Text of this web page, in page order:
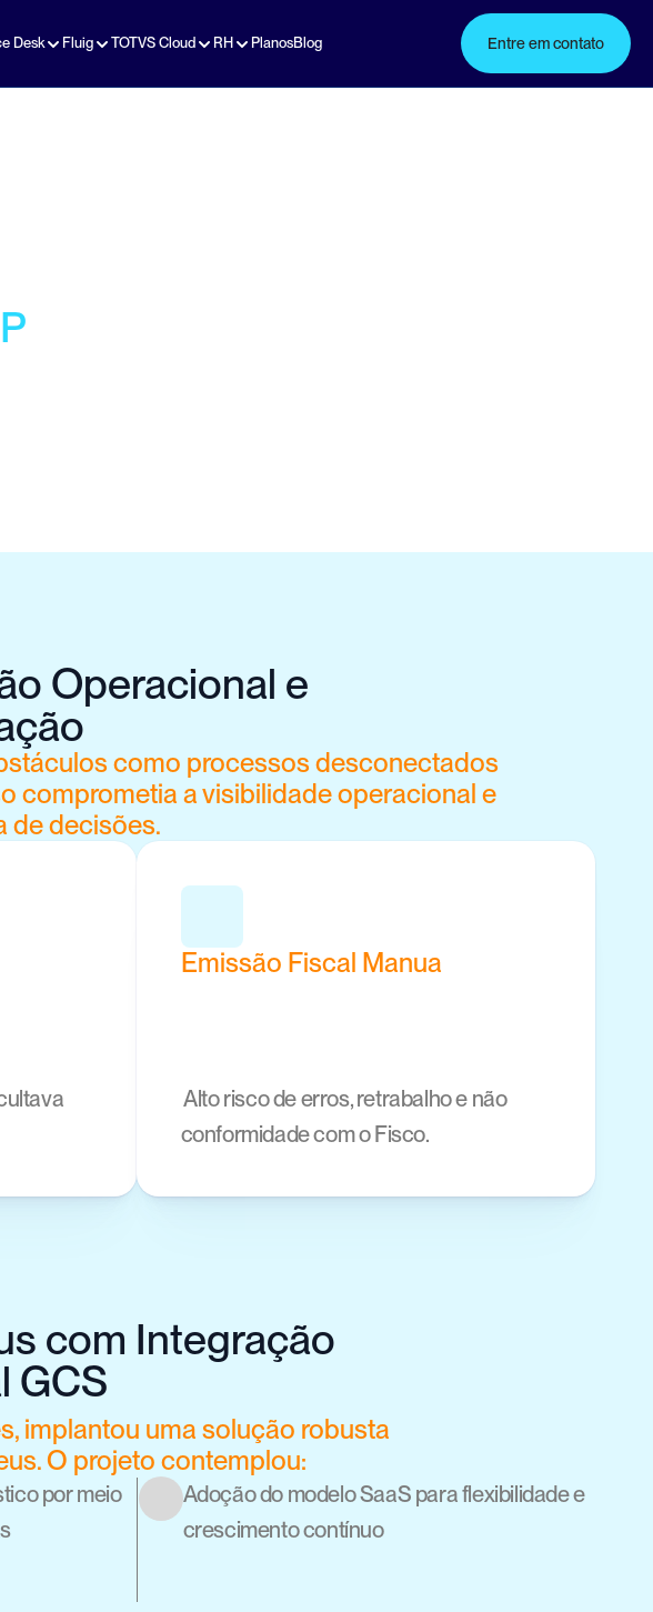
Desk Fluig TOTVS Cloud RH PlanosBlog Entre em contato
Operacional e
como processos desconectados
comprometia a visibilidade operacional e
de decisões.
Emissão Fiscal Manua
Alto risco de erros, retrabalho e não
conformidade com o Fisco.
com Integração
GCS
implantou uma solução robusta
O projeto contemplou:
por meio
Adoção do modelo SaaS para flexibilidade e
crescimento contínuo